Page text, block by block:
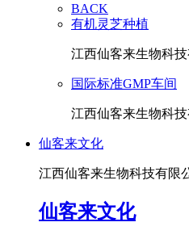
BACK
有机灵芝种植
江西仙客来生物科
国际标准GMP车间
江西仙客来生物科
仙客来文化
江西仙客来生物科技有限
仙客来文化